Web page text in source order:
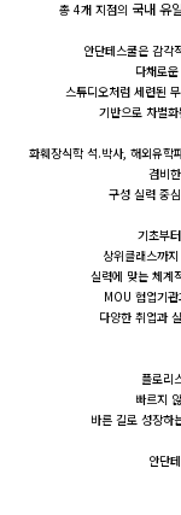
총 4개 지점의 국내 유
안단테스쿨은 감각
다채로
스튜디오처럼 세련된
기반으로 차별
화훼장식학 석.박사, 해외유학
겸비
구성 실력 중
기초부
상위클래스까
실력에 맞는 체계
MOU 협업기
다양한 취업과
플로리
빠르지
바른 길로 성장하
안단